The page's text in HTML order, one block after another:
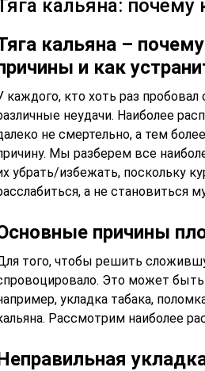
кальяна: почему
кальяна –
и как
каждого, кто хоть раз
неудачи. Наиболее
не смертельно, а тем
Мы разберем все
убрать/избежать, поскольку
а не становиться
причины
того, чтобы решить
Это может
укладка табака,
Рассмотрим наиболее